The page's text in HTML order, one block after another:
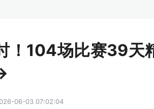
！104场比赛39天
06-03 07:02:04